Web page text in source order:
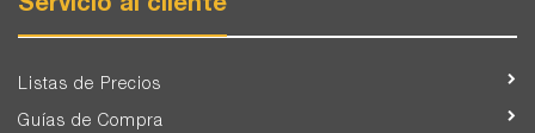
Servicio al cliente
Listas de Precios
Guías de Compra